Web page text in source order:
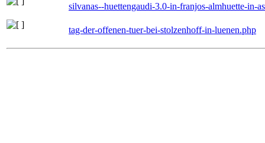
silvanas--huettengaudi-3.0-in-franjos-almhuette-in-
tag-der-offenen-tuer-bei-stolzenhoff-in-luenen.php